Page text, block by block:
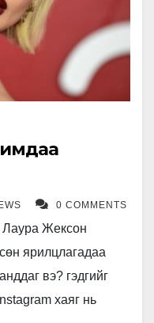
0 COMMENTS
Лаура Жексон
ярилцлагадаа
вэ? гэдгийг
хаяг нь